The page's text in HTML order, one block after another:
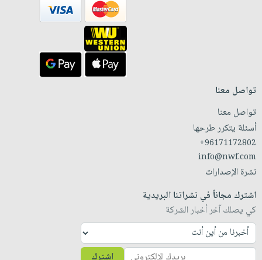
تواصل معنا
تواصل معنا
أسئلة يتكرر طرحها
+96171172802
info@nwf.com
نشرة الإصدارات
اشترك مجاناً في نشراتنا البريدية
كي يصلك آخر أخبار الشركة